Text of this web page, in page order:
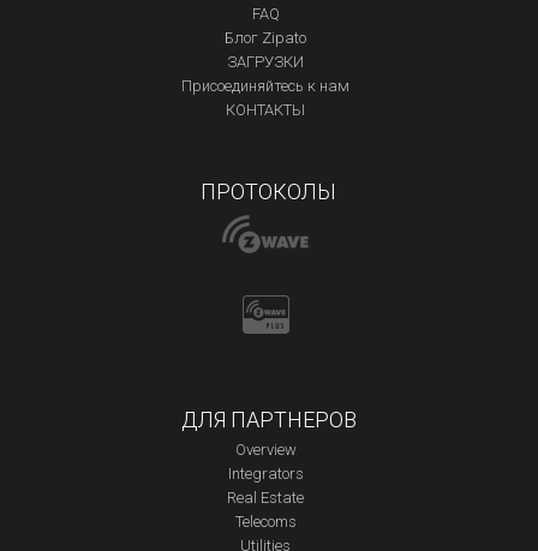
FAQ
Блог Zipato
ЗАГРУЗКИ
Присоединяйтесь к нам
КОНТАКТЫ
ПРОТОКОЛЫ
ДЛЯ ПАРТНЕРОВ
Overview
Integrators
Real Estate
Telecoms
Utilities